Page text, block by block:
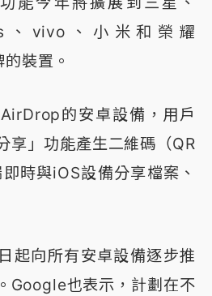
、vivo、小米和榮耀
的裝置。
的安卓設備，用戶
享」功能產生二維碼（QR
時與iOS設備分享檔案、
起向所有安卓設備逐步推
Google也表示，計劃在不